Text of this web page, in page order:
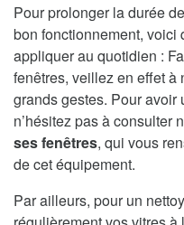
Pour prolonger la durée
bon fonctionnement,
appliquer au quotidien :
fenêtres, veillez en effet
grands gestes. Pour avoir
n’hésitez pas à consulter
ses fenêtres, qui vous
de cet équipement.
Par ailleurs, pour un